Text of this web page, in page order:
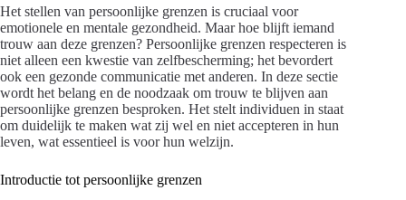
Het stellen van persoonlijke grenzen is cruciaal voor
emotionele en mentale gezondheid. Maar hoe blijft iemand
trouw aan deze grenzen? Persoonlijke grenzen respecteren is
niet alleen een kwestie van zelfbescherming; het bevordert
ook een gezonde communicatie met anderen. In deze sectie
wordt het belang en de noodzaak om trouw te blijven aan
persoonlijke grenzen besproken. Het stelt individuen in staat
om duidelijk te maken wat zij wel en niet accepteren in hun
leven, wat essentieel is voor hun welzijn.
Introductie tot persoonlijke grenzen